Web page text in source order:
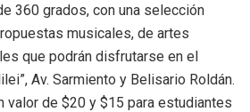
360 grados, con una selección
musicales, de artes
que podrán disfrutarse en el
Av. Sarmiento y Belisario Roldán.
valor de $20 y $15 para estudiantes